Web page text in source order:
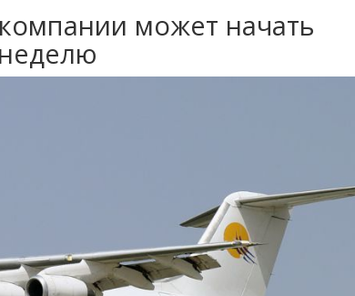
может начать